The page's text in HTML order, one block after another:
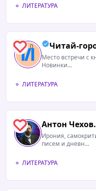
ЛИТЕРАТУРА
0 Читай-
Место встречи с
Новинки...
ЛИТЕРАТУРА
0 Антон
Ирония,
писем и дневн...
ЛИТЕРАТУРА